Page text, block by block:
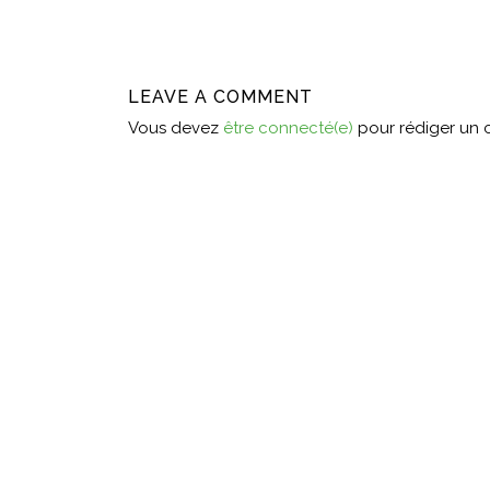
LEAVE A COMMENT
Vous devez être connecté(e) pour rédiger un